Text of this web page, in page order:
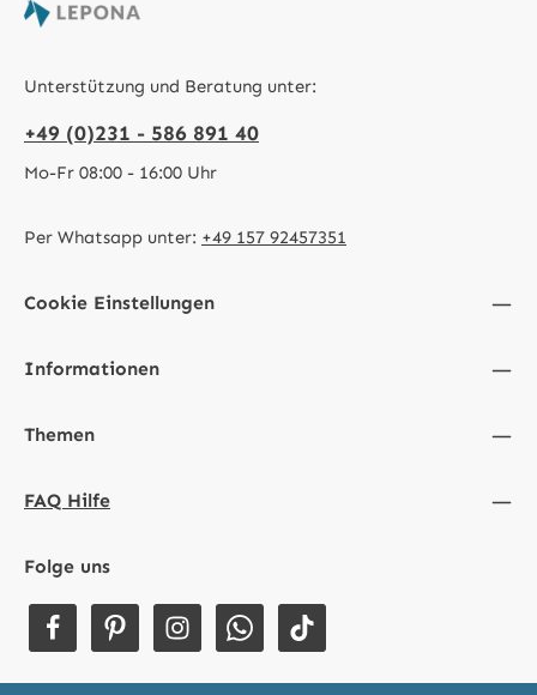
Unterstützung und Beratung unter:
+49 (0)231 - 586 891 40
Mo-Fr 08:00 - 16:00 Uhr
Per Whatsapp unter: +49 157 92457351
Cookie Einstellungen
Informationen
Themen
FAQ Hilfe
Folge uns